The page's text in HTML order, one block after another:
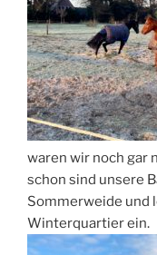
waren wir noch gar
schon sind unsere
Sommerweide und
Winterquartier ein.